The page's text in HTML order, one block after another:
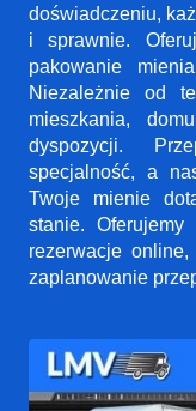
doświadczeniu,
i sprawnie.
pakowanie
Niezależnie od
mieszkania,
dyspozycji.
specjalność, a
Twoje mienie
stanie.
rezerwacje
zaplanowanie